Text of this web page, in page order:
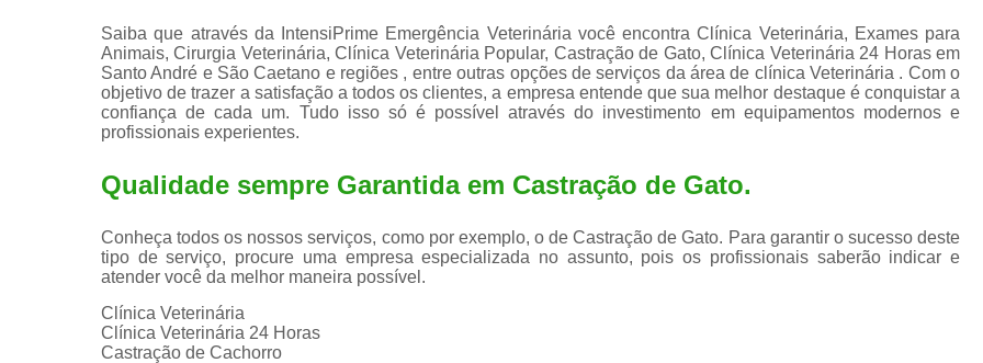
Exame de Raio X para Animais
Exame de Ultrassom para
Exame para Animais Santo André
Internação para Animais de Estimação
Internação Semi Intensiva Veterinária
Saiba que através da IntensiPrime Emergência Veterinária você encontra Clínica Veterinária, Exames para
Animais, Cirurgia Veterinária, Clínica Veterinária Popular, Castração de Gato, Clínica Veterinária 24 Horas em
Santo André e São Caetano e regiões , entre outras opções de serviços da área de clínica Veterinária . Com o
objetivo de trazer a satisfação a todos os clientes, a empresa entende que sua melhor destaque é conquistar a
confiança de cada um. Tudo isso só é possível através do investimento em equipamentos modernos e
profissionais experientes.
Qualidade sempre Garantida em Castração de Gato.
Conheça todos os nossos serviços, como por exemplo, o de Castração de Gato. Para garantir o sucesso deste
tipo de serviço, procure uma empresa especializada no assunto, pois os profissionais saberão indicar e
atender você da melhor maneira possível.
Clínica Veterinária
Clínica Veterinária 24 Horas
Castração de Cachorro